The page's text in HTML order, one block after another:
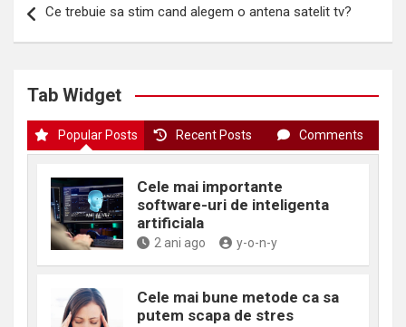
în
Ce trebuie sa stim cand alegem o antena satelit tv?
Tab Widget
Popular Posts Recent Posts Comments
Cele mai importante
software-uri de inteligenta
artificiala
2 ani ago y-o-n-y
Cele mai bune metode ca sa
putem scapa de stres